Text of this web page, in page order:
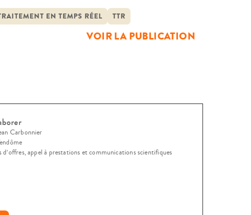
la notion de […]
EN TEMPS RÉEL TTR
VOIR LA PUBLICATION
Carbonnier
d’offres, appel à prestations et communications scientifiques